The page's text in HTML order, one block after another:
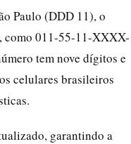
Paulo (DDD 11), o
como 011-55-11-XXXX-
tem nove dígitos e
celulares brasileiros
garantindo a